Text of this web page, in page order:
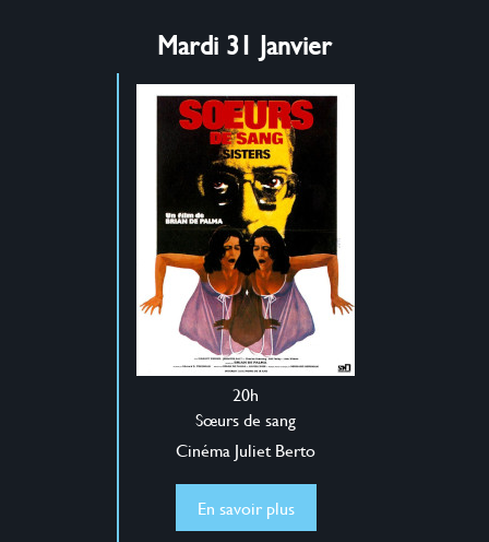
Mardi 31 Janvier
20h
Sœurs de sang
Cinéma Juliet Berto
En savoir plus